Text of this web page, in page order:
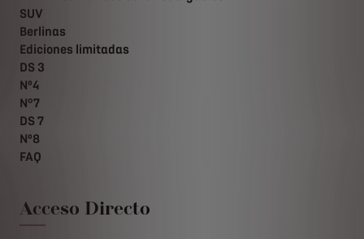
SUV
Berlinas
Ediciones limitadas
DS 3
Nº4
N°7
DS 7
Nº8
FAQ
Acceso Directo